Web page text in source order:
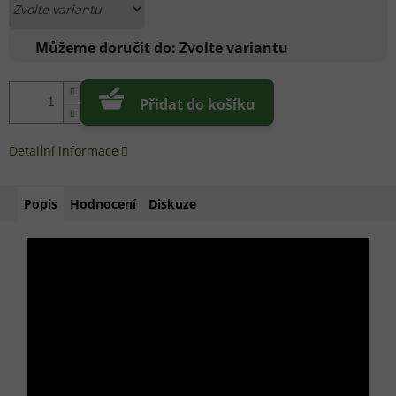
Můžeme doručit do: Zvolte variantu
Přidat do košíku
Detailní informace
Popis Hodnocení Diskuze